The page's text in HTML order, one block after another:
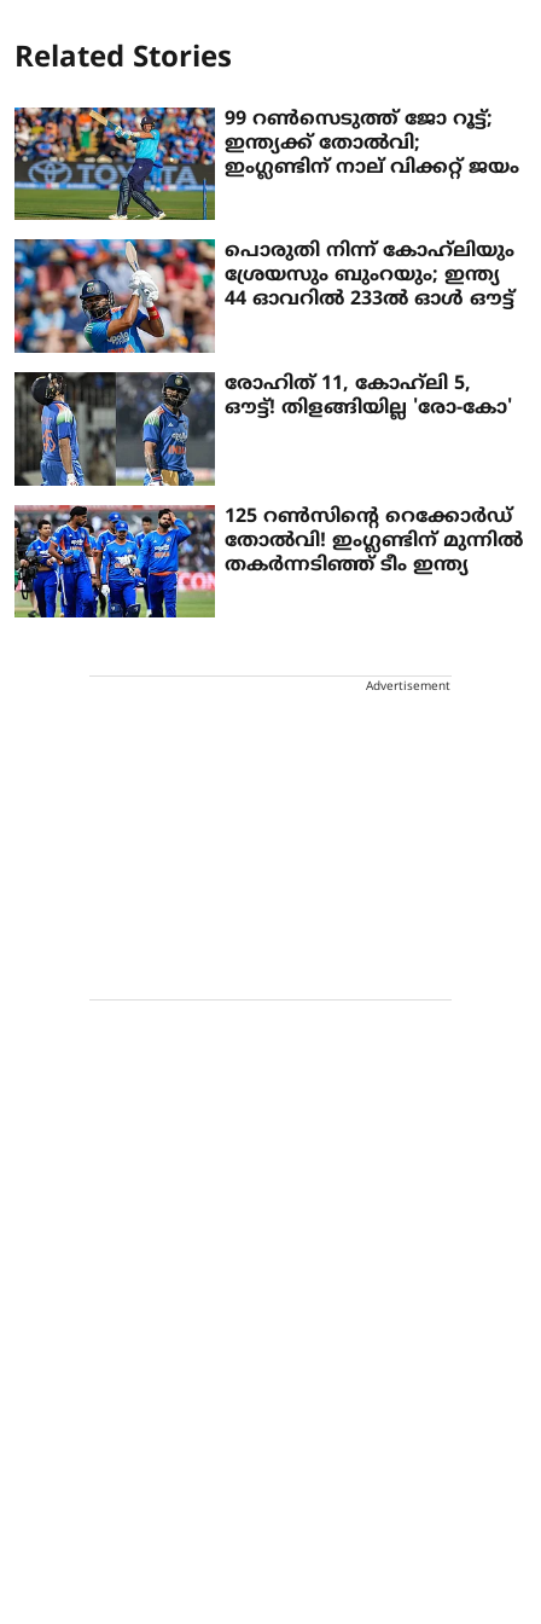
Related Stories
99 റണ്‍സെടുത്ത് ജോ റൂട്ട്;
ഇന്ത്യക്ക് തോല്‍വി;
ഇംഗ്ലണ്ടിന് നാല് വിക്കറ്റ് ജയം
പൊരുതി നിന്ന് കോഹ്‌ലിയും
ശ്രേയസും ബുംറയും; ഇന്ത്യ
44 ഓവറില്‍ 233ല്‍ ഓള്‍ ഔട്ട്
രോഹിത് 11, കോഹ്‌ലി 5,
ഔട്ട്! തിളങ്ങിയില്ല 'രോ-കോ'
125 റണ്‍സിന്റെ റെക്കോര്‍ഡ്
തോല്‍വി! ഇംഗ്ലണ്ടിന് മുന്നില്‍
തകര്‍ന്നടിഞ്ഞ് ടീം ഇന്ത്യ
Advertisement